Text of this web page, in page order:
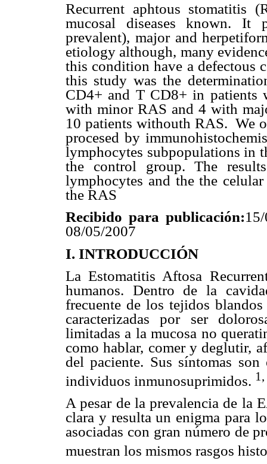
Recurrent aphtous stomatitis
mucosal diseases known. It
prevalent), major and
etiology although, many
this condition have a defectous
this study was the
CD4+ and T CD8+ in patients
with minor RAS and 4 with
10 patients withouth RAS. We
procesed by
lymphocytes subpopulations in
the control group. The
lymphocytes and the the
the RAS
Recibido para publicación:
08/05/2007
I. INTRODUCCIÓN
La Estomatitis Aftosa
humanos. Dentro de la
frecuente de los tejidos blandos
caracterizadas por ser
limitadas a la mucosa no
como hablar, comer y deglutir,
del paciente. Sus síntomas
individuos inmunosuprimidos.
A pesar de la prevalencia de la
clara y resulta un enigma para
asociadas con gran número de
muestran los mismos rasgos